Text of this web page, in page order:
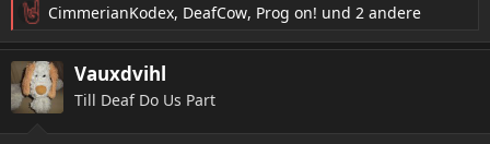
R
e
a
k
t
CimmerianKodex, DeafCow, Prog on! und 2 andere
Vauxdvihl
Till Deaf Do Us Part